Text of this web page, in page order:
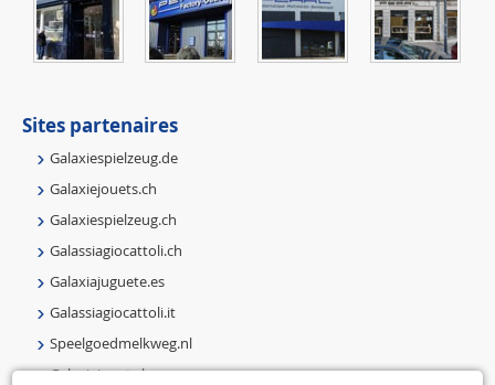
Sites partenaires
Galaxiespielzeug.de
Galaxiejouets.ch
Galaxiespielzeug.ch
Galassiagiocattoli.ch
Galaxiajuguete.es
Galassiagiocattoli.it
Speelgoedmelkweg.nl
Galaxiejouets.be